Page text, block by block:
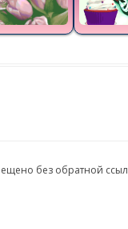
без обратной